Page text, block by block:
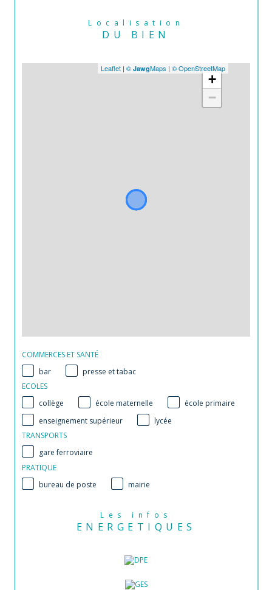
Localisation
DU BIEN
+
−
Leaflet | © JawgMaps | © OpenStreetMap
COMMERCES ET SANTÉ
bar
presse et tabac
ECOLES
collège
école maternelle
école primaire
enseignement supérieur
lycée
TRANSPORTS
gare ferroviaire
PRATIQUE
bureau de poste
mairie
Les infos
ENERGETIQUES